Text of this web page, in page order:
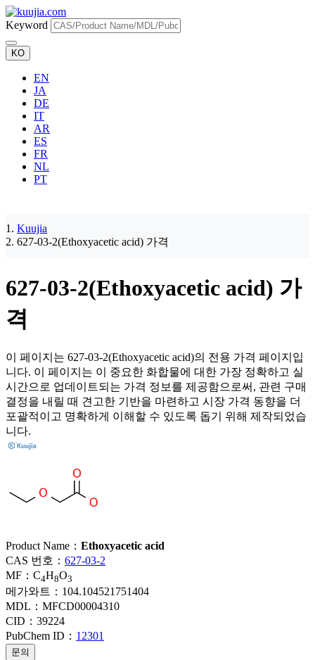
Keyword
KO
EN
JA
DE
IT
AR
ES
FR
NL
PT
Kuujia
627-03-2(Ethoxyacetic acid) 가격
627-03-2(Ethoxyacetic acid) 가
격
이 페이지는 627-03-2(Ethoxyacetic acid)의 전용 가격 페이지입
니다. 이 페이지는 이 중요한 화합물에 대한 가장 정확하고 실
시간으로 업데이트되는 가격 정보를 제공함으로써, 관련 구매
결정을 내릴 때 견고한 기반을 마련하고 시장 가격 동향을 더
포괄적이고 명확하게 이해할 수 있도록 돕기 위해 제작되었습
니다.
Product Name： Ethoxyacetic acid
CAS 번호： 627-03-2
MF： C4H8O3
메가와트： 104.104521751404
MDL： MFCD00004310
CID： 39224
PubChem ID： 12301
문의